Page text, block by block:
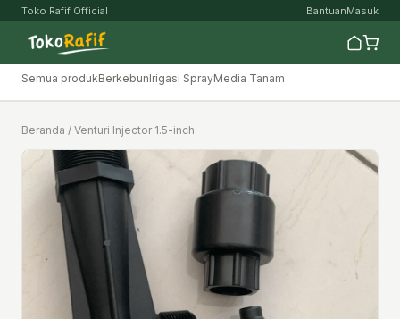
Toko Rafif Official BantuanMasuk
Semua produkBerkebunIrigasi SprayMedia Tanam
Beranda / Venturi Injector 1.5-inch